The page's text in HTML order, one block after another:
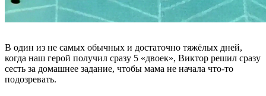
В один из не самых обычных и достаточно тяжёлых дней,
когда наш герой получил сразу 5 «двоек», Виктор решил сразу
сесть за домашнее задание, чтобы мама не начала что-то
подозревать.